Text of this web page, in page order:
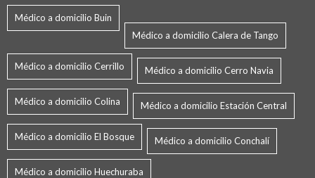
Médico a domicilio Buin
Médico a domicilio Calera de Tango
Médico a domicilio Cerrillo Médico a domicilio Cerro Navia
Médico a domicilio Colina Médico a domicilio Estación Central
Médico a domicilio El Bosque Médico a domicilio Conchalí
Médico a domicilio Huechuraba